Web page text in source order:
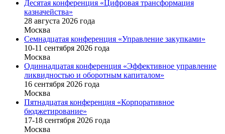
Десятая конференция «Цифровая трансформация
казначейства»
28 августа 2026 года
Москва
Семнадцатая конференция «Управление закупками»
10-11 сентября 2026 года
Москва
Одиннадцатая конференция «Эффективное управление
ликвидностью и оборотным капиталом»
16 cентября 2026 года
Москва
Пятнадцатая конференция «Корпоративное
бюджетирование»
17-18 сентября 2026 года
Москва